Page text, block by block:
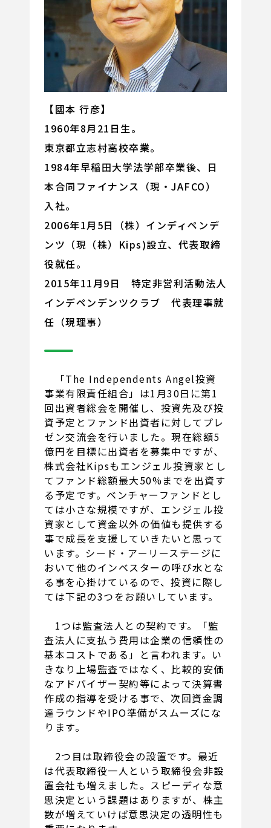
【國本 行彦】
1960年8月21日生。
東京都立志村高校卒業。
1984年早稲田大学法学部卒業後、日
本合同ファイナンス（現・JAFCO）
入社。
2006年1月5日（株）インディペンデ
ンツ（現（株）Kips)設立、代表取締
役就任。
2015年11月9日 特定非営利活動法人
インデペンデンツクラブ 代表理事就
任（現理事）
「The Independents Angel投資
事業有限責任組合」は1月30日に第1
回出資者総会を開催し、投資先及び投
資予定とファンド出資者に対してプレ
ゼン交流会を行いました。現在総額5
億円を目標に出資者を募集中ですが、
株式会社Kipsもエンジェル投資家とし
てファンド総額最大50%までを出資す
る予定です。ベンチャーファンドとし
ては小さな規模ですが、エンジェル投
資家として資金以外の価値も提供する
事で成長を支援していきたいと思って
います。シード・アーリーステージに
おいて他のインベスターの呼び水とな
る事を心掛けているので、投資に際し
ては下記の3つをお願いしています。
1つは監査法人との契約です。「監
査法人に支払う費用は企業の信頼性の
基本コストである」と言われます。い
きなり上場監査ではなく、比較的安価
なアドバイザー契約等によって決算書
作成の指導を受ける事で、次回資金調
達ラウンドやIPO準備がスムーズにな
ります。
2つ目は取締役会の設置です。最近
は代表取締役一人という取締役会非設
置会社も増えました。スピーディな意
思決定という課題はありますが、株主
数が増えていけば意思決定の透明性も